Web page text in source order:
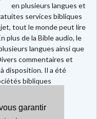
garantir
en plusieurs langues et
services bibliques
tout le monde peut lire
plus de la Bible audio, le
langues ainsi que
commentaires et
disposition. Il a été
bibliques